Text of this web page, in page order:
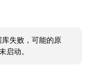
失败，可能的原
启动。